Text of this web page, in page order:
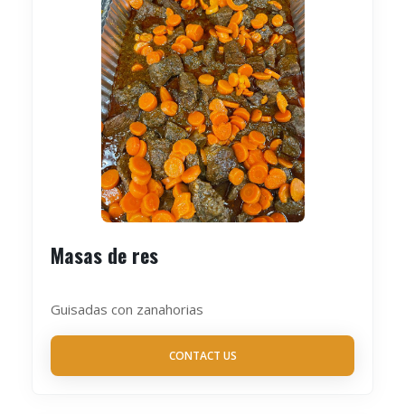
Masas de res
Guisadas con zanahorias
CONTACT US